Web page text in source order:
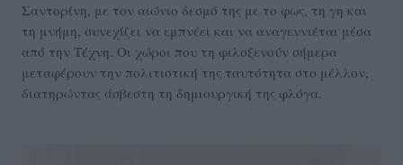
Σαντορίνη, με τον αιώνιο δεσμό της με το φως, τη γη και
τη μνήμη, συνεχίζει να εμπνέει και να αναγεννιέται μέσα
από την Τέχνη. Οι χώροι που τη φιλοξενούν σήμερα
μεταφέρουν την πολιτιστική της ταυτότητα στο μέλλον,
διατηρώντας άσβεστη τη δημιουργική της φλόγα.